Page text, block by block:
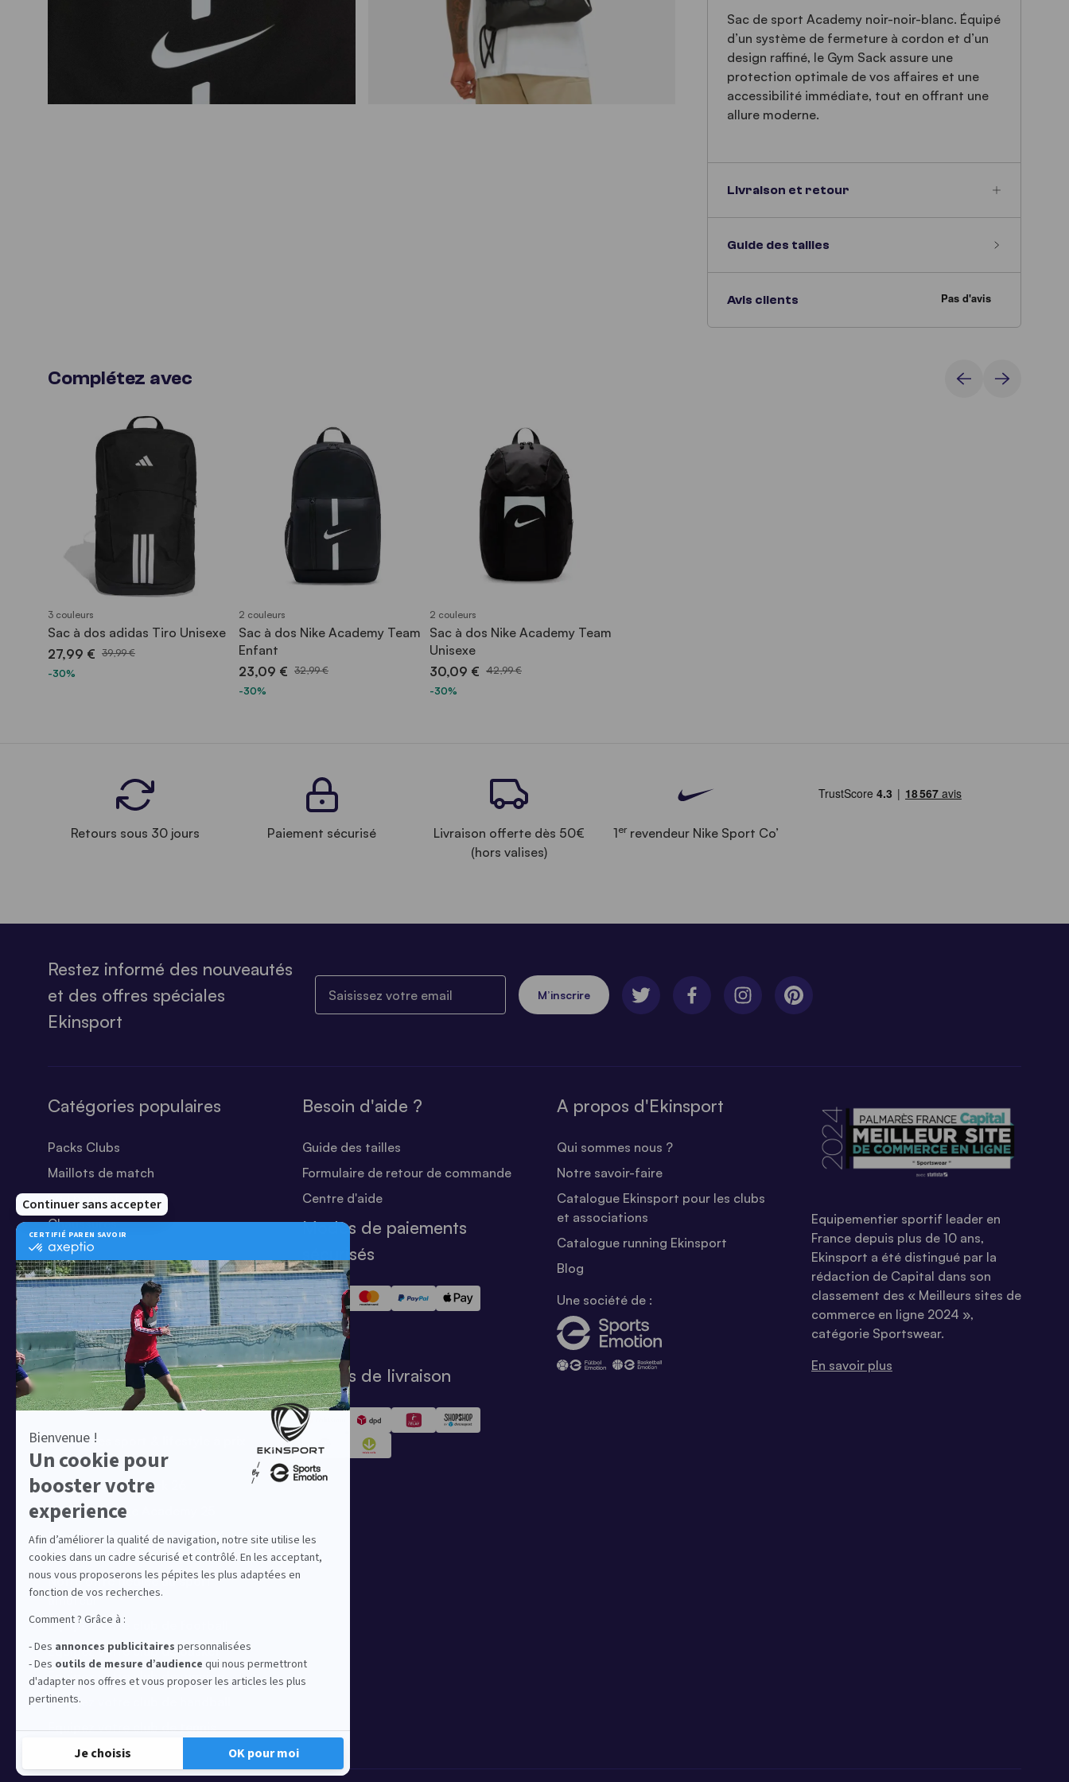
Sac de sport Academy noir-noir-blanc. Équipé
d’un système de fermeture à cordon et d’un
design raffiné, le Gym Sack assure une
protection optimale de vos affaires et une
accessibilité immédiate, tout en offrant une
allure moderne.
Livraison et retour
Guide des tailles
Avis clients
Complétez avec
3 couleurs
Sac à dos adidas Tiro Unisexe
27,99 € 39,99 €
-30%
2 couleurs
Sac à dos Nike Academy Team
Enfant
23,09 € 32,99 €
-30%
2 couleurs
Sac à dos Nike Academy Team
Unisexe
30,09 € 42,99 €
-30%
Retours sous 30 jours Paiement sécurisé
Livraison offerte dès 50€
(hors valises)
1errevendeur Nike Sport Co’
Restez informé des nouveautés
et des offres spéciales
Ekinsport
M’inscrire
Catégories populaires
Packs Clubs
Maillots de match
Equipements Clubs
Chaussures
Shorts
Football
Chaussettes
T-shirts
Tenues de match
Offres clubs
Ensembles sport & lifestyle à prix
réduit
Collection Nike Park 26
Collection Nike Academy 25
Nike Kitbuilder | Tenues 100%
personnalisées pour les clubs
Notre offre dédiée au sport
amateur
Equipez votre club de football
Equipez votre club de basket
Equipez votre club de running
Equipez votre club de handball
Equipez votre club de tennis
Besoin d'aide ?
Guide des tailles
Formulaire de retour de commande
Centre d'aide
Modes de paiements
sécurisés
Modes de livraison
A propos d'Ekinsport
Qui sommes nous ?
Notre savoir-faire
Catalogue Ekinsport pour les clubs
et associations
Catalogue running Ekinsport
Blog
Une société de :
Equipementier sportif leader en
France depuis plus de 10 ans,
Ekinsport a été distingué par la
rédaction de Capital dans son
classement des « Meilleurs sites de
commerce en ligne 2024 »,
catégorie Sportswear.
En savoir plus